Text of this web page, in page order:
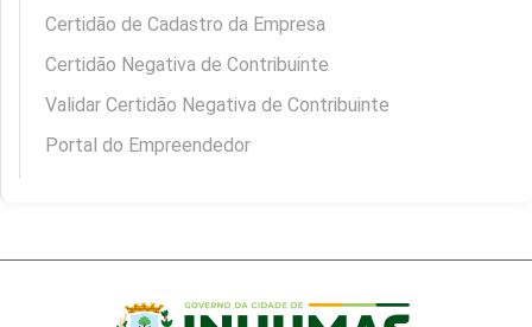
Certidão de Cadastro da Empresa
Certidão Negativa de Contribuinte
Validar Certidão Negativa de Contribuinte
Portal do Empreendedor